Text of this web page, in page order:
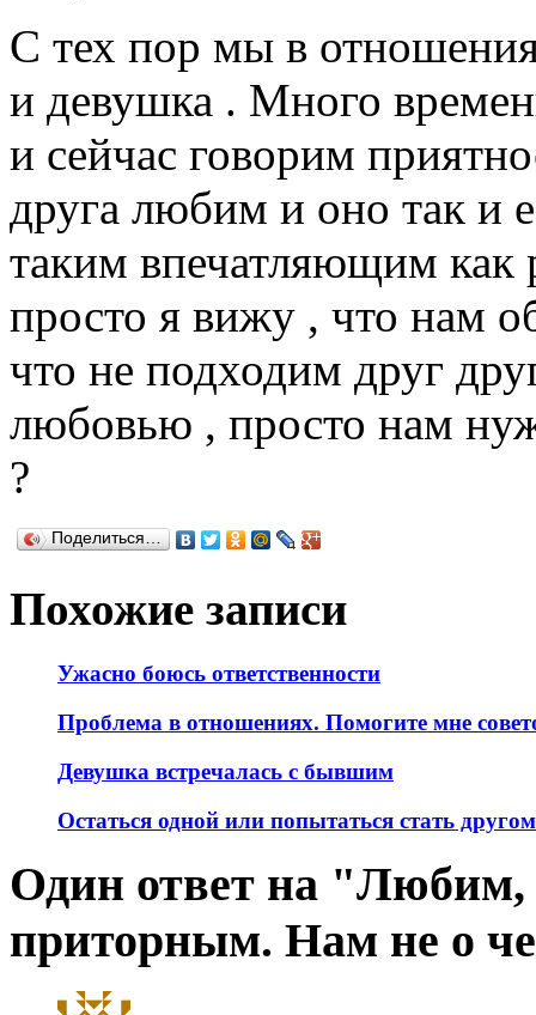
С тех пор мы в
и девушка . Много
и сейчас говорим
друга любим и оно так и
таким впечатляющим как
просто я вижу , что нам
что не подходим друг
любовью , просто нам
?
Поделиться…
Похожие записи
Ужасно боюсь ответственности
Проблема в отношениях. Помогите мне
Девушка встречалась с бывшим
Остаться одной или попытаться стать
Один ответ на "Любим,
приторным. Нам не о